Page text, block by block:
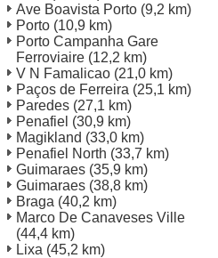
Ave Boavista Porto (9,2 km)
Porto (10,9 km)
Porto Campanha Gare
Ferroviaire (12,2 km)
V N Famalicao (21,0 km)
Paços de Ferreira (25,1 km)
Paredes (27,1 km)
Penafiel (30,9 km)
Magikland (33,0 km)
Penafiel North (33,7 km)
Guimaraes (35,9 km)
Guimaraes (38,8 km)
Braga (40,2 km)
Marco De Canaveses Ville
(44,4 km)
Lixa (45,2 km)